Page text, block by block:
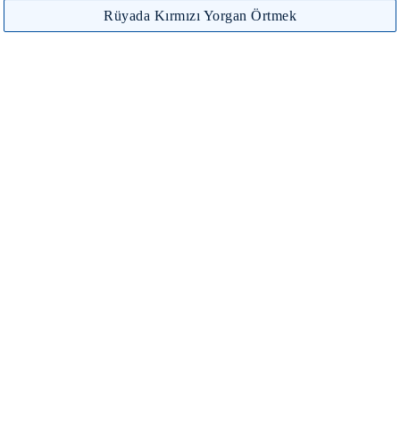
Rüyada Kırmızı Yorgan Örtmek